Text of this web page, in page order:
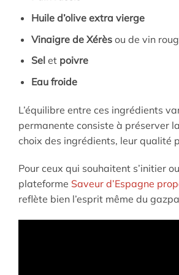
Huile d’olive extra vierge
Vinaigre de Xérèsou de vin
Sel et poivre
Eau froide
L’équilibre entre ces ingrédients
permanente consiste à préserver
choix des ingrédients, leur qualité
Pour ceux qui souhaitent s’initier
plateforme Saveur d’Espagne
reflète bien l’esprit même du